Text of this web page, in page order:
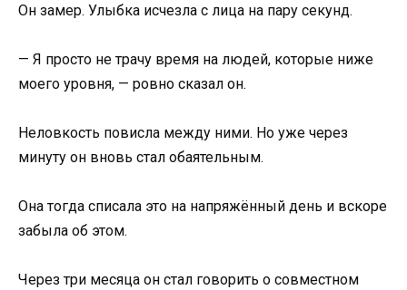
Он замер. Улыбка исчезла с лица на пару секунд.
— Я просто не трачу время на людей, которые ниже
моего уровня, — ровно сказал он.
Неловкость повисла между ними. Но уже через
минуту он вновь стал обаятельным.
Она тогда списала это на напряжённый день и вскоре
забыла об этом.
Через три месяца он стал говорить о совместном